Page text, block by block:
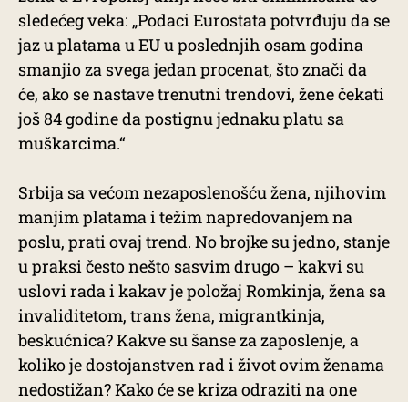
sledećeg veka: „Podaci Eurostata potvrđuju da se
jaz u platama u EU u poslednjih osam godina
smanjio za svega jedan procenat, što znači da
će, ako se nastave trenutni trendovi, žene čekati
još 84 godine da postignu jednaku platu sa
muškarcima.“
Srbija sa većom nezaposlenošću žena, njihovim
manjim platama i težim napredovanjem na
poslu, prati ovaj trend. No brojke su jedno, stanje
u praksi često nešto sasvim drugo – kakvi su
uslovi rada i kakav je položaj Romkinja, žena sa
invaliditetom, trans žena, migrantkinja,
beskućnica? Kakve su šanse za zaposlenje, a
koliko je dostojanstven rad i život ovim ženama
nedostižan? Kako će se kriza odraziti na one